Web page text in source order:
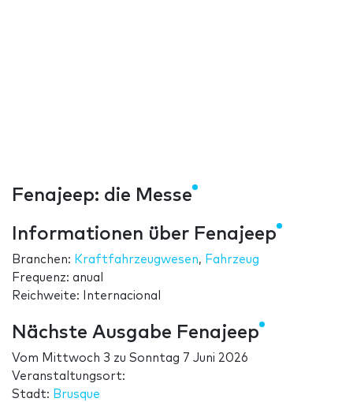
Fenajeep: die Messe
Informationen über Fenajeep
Branchen: Kraftfahrzeugwesen, Fahrzeug
Frequenz: anual
Reichweite: Internacional
Nächste Ausgabe Fenajeep
Vom Mittwoch 3 zu Sonntag 7 Juni 2026
Veranstaltungsort:
Stadt: Brusque